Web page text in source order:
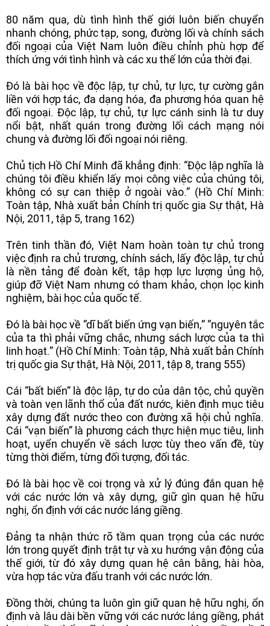
80 năm qua, dù tình hình thế giới luôn biến chuyển
nhanh chóng, phức tạp, song, đường lối và chính sách
đối ngoại của Việt Nam luôn điều chỉnh phù hợp để
thích ứng với tình hình và các xu thế lớn của thời đại.
Đó là bài học về độc lập, tự chủ, tự lực, tự cường gắn
liền với hợp tác, đa dạng hóa, đa phương hóa quan hệ
đối ngoại. Độc lập, tự chủ, tự lực cánh sinh là tư duy
nổi bật, nhất quán trong đường lối cách mạng nói
chung và đường lối đối ngoại nói riêng.
Chủ tịch Hồ Chí Minh đã khẳng định: “Độc lập nghĩa là
chúng tôi điều khiển lấy mọi công việc của chúng tôi,
không có sự can thiệp ở ngoài vào.” (Hồ Chí Minh:
Toàn tập, Nhà xuất bản Chính trị quốc gia Sự thật, Hà
Nội, 2011, tập 5, trang 162)
Trên tinh thần đó, Việt Nam hoàn toàn tự chủ trong
việc định ra chủ trương, chính sách, lấy độc lập, tự chủ
là nền tảng để đoàn kết, tập hợp lực lượng ủng hộ,
giúp đỡ Việt Nam nhưng có tham khảo, chọn lọc kinh
nghiệm, bài học của quốc tế.
Đó là bài học về “dĩ bất biến ứng vạn biến,” “nguyên tắc
của ta thì phải vững chắc, nhưng sách lược của ta thì
linh hoạt.” (Hồ Chí Minh: Toàn tập, Nhà xuất bản Chính
trị quốc gia Sự thật, Hà Nội, 2011, tập 8, trang 555)
Cái “bất biến” là độc lập, tự do của dân tộc, chủ quyền
và toàn vẹn lãnh thổ của đất nước, kiên định mục tiêu
xây dựng đất nước theo con đường xã hội chủ nghĩa.
Cái “vạn biến” là phương cách thực hiện mục tiêu, linh
hoạt, uyển chuyển về sách lược tùy theo vấn đề, tùy
từng thời điểm, từng đối tượng, đối tác.
Đó là bài học về coi trọng và xử lý đúng đắn quan hệ
với các nước lớn và xây dựng, giữ gìn quan hệ hữu
nghị, ổn định với các nước láng giềng.
Đảng ta nhận thức rõ tầm quan trọng của các nước
lớn trong quyết định trật tự và xu hướng vận động của
thế giới, từ đó xây dựng quan hệ cân bằng, hài hòa,
vừa hợp tác vừa đấu tranh với các nước lớn.
Đồng thời, chúng ta luôn gìn giữ quan hệ hữu nghị, ổn
định và lâu dài bền vững với các nước láng giềng, phát